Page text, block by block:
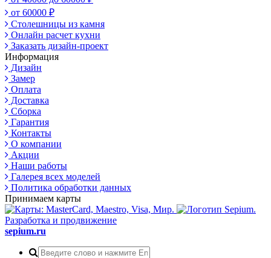
от 60000 ₽
Столешницы из камня
Онлайн расчет кухни
Заказать дизайн-проект
Информация
Дизайн
Замер
Оплата
Доставка
Сборка
Гарантия
Контакты
О компании
Акции
Наши работы
Галерея всех моделей
Политика обработки данных
Принимаем карты
Разработка и продвижение
sepium.ru